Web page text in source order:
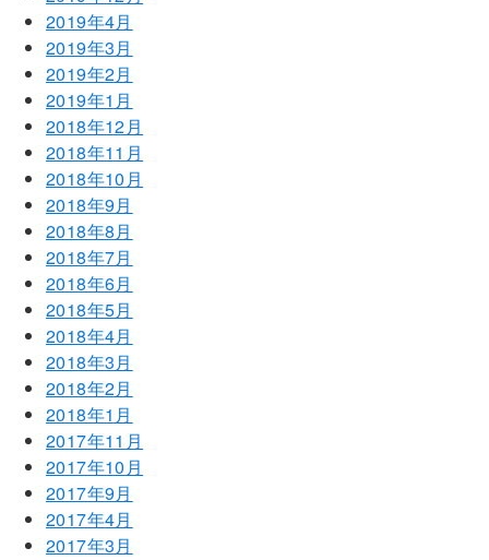
2019年4月
2019年3月
2019年2月
2019年1月
2018年12月
2018年11月
2018年10月
2018年9月
2018年8月
2018年7月
2018年6月
2018年5月
2018年4月
2018年3月
2018年2月
2018年1月
2017年11月
2017年10月
2017年9月
2017年4月
2017年3月